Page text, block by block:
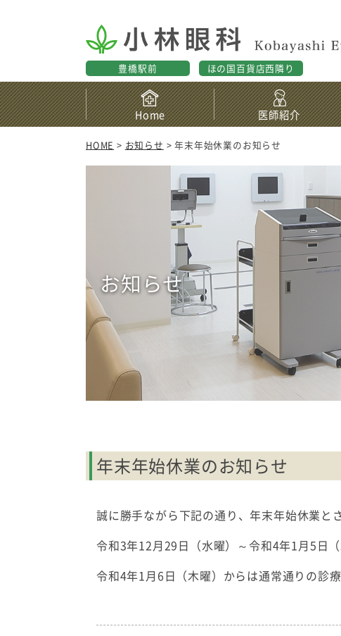
豊橋駅前 ほの国百貨店西隣り
HOME > お知らせ > 年末年始休業のお知らせ
お知らせ
年末年始休業のお知らせ
誠に勝手ながら下記の通り、年末年始休業と
令和3年12月29日（水曜）～令和4年1月5日
令和4年1月6日（木曜）からは通常通りの診療
Home 医師紹介